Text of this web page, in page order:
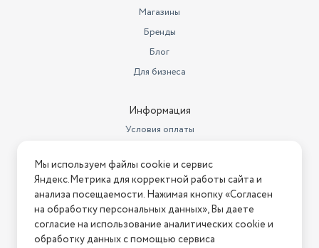
Магазины
Бренды
Блог
Для бизнеса
Информация
Условия оплаты
Условия возврата
Нашли ошибку на сайте? Напишите нам
2026 © Интернет-магазин "АстМаркет". У нас есть всё!
Мы используем файлы cookie и сервис
Яндекс.Метрика для корректной работы сайта и
анализа посещаемости. Нажимая кнопку «Согласен
на обработку персональных данных», Вы даете
согласие на использование аналитических cookie и
обработку данных с помощью сервиса